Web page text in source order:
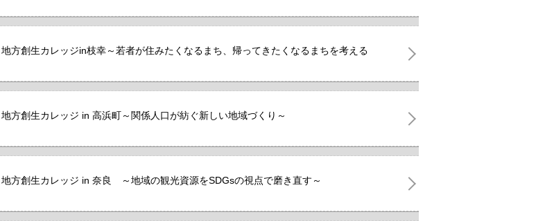
地方創生カレッジin枝幸～若者が住みたくなるまち、帰ってきたくなるまちを考える
地方創生カレッジ in 高浜町～関係人口が紡ぐ新しい地域づくり～
地方創生カレッジ in 奈良 ～地域の観光資源をSDGsの視点で磨き直す～